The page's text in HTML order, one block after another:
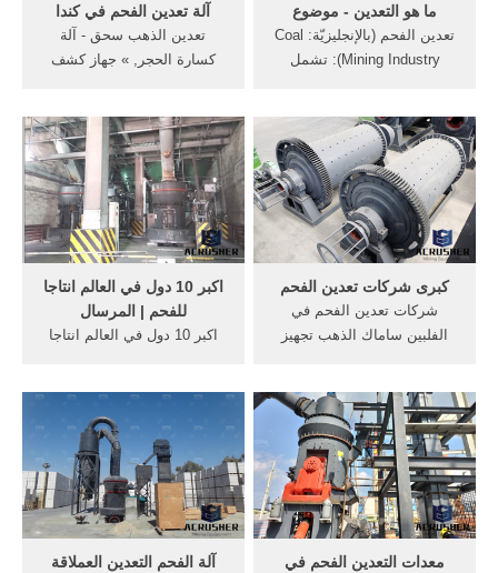
آلة تعدين الفحم في كندا
تعدين الذهب سحق - آلة
كسارة الحجر, » جهاز كشف
جنوب أفريقيا, حيث خام الذهب
معالجتها في كندا؟محطة الفحم
المسحوق التكلفة لمعالجة خام
مصر تنقي .
ما هو التعدين - موضوع
تعدين الفحم (بالإنجليزيّة: Coal
Mining Industry): تشمل
الحجري، والفحم الأسمر
المعروف بفحم لغنيت، والفحم
الصّلب المعروف بفحم
إنثراسيت، ولا ...
اكبر 10 دول في العالم انتاجا
للفحم | المرسال
اكبر 10 دول في العالم انتاجا
استخدامات الفحم هي توليد
الكهرباء وإنتاج الصلب وصناعة
الإسمنت وإستخدام كوقود
سائل .
كبرى شركات تعدين الفحم
شركات تعدين الفحم في
الفلبين ساماك الذهب تجهيز
تعدين, تعدين الذهب الشركات
في أوروبا, الفحم التكسير حجر
.
آلة الفحم التعدين العملاقة
معدات التعدين الفحم في